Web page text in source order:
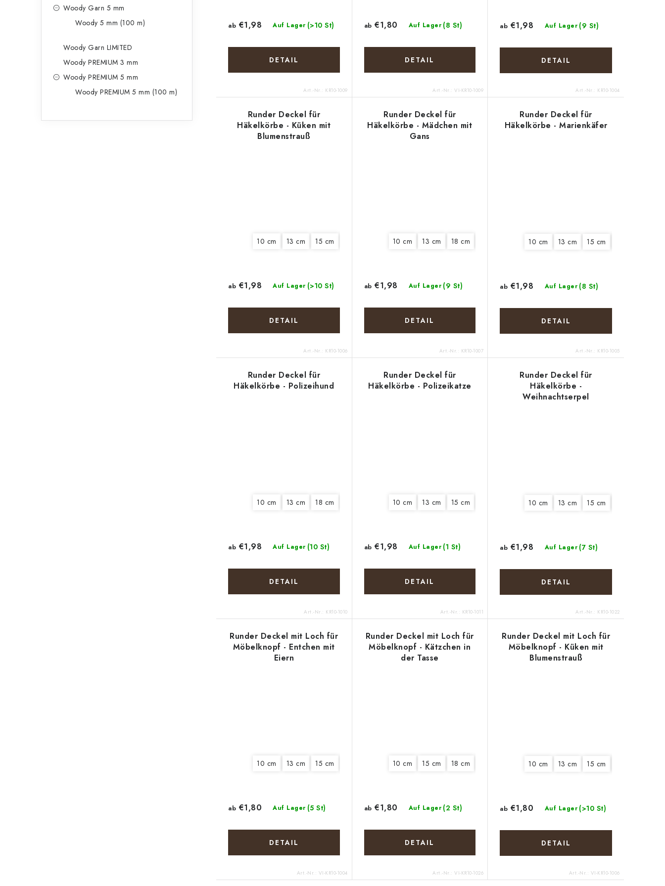
Woody Garn 5 mm
Woody 5 mm (100 m)
Woody Garn LIMITED
Woody PREMIUM 3 mm
Woody PREMIUM 5 mm
Woody PREMIUM 5 mm (100 m)
i
r
u
n
g
k
Auf Lager (>10 St)
ab €1,98
DETAIL
Art.-Nr.: KR10-1009
Auf Lager (8 St)
ab €1,80
DETAIL
Art.-Nr.:VI-KR10-1009
Auf Lager (9 St)
ab €1,98
DETAIL
Art.-Nr.: KR10-1004
Runder Deckel für
Häkelkörbe - Küken mit
Blumenstrauß
10 cm 13 cm 15 cm 22 cm 25 cm
Auf Lager (>10 St)
ab €1,98
DETAIL
Art.-Nr.: KR10-1006
Runder Deckel für
Häkelkörbe - Mädchen mit
Gans
10 cm 13 cm 18 cm
Auf Lager (9 St)
ab €1,98
DETAIL
Art.-Nr.: KR10-1007
Runder Deckel für
Häkelkörbe - Marienkäfer
10 cm 13 cm 15 cm
Auf Lager (8 St)
ab €1,98
DETAIL
Art.-Nr.: KR10-1005
Runder Deckel für
Häkelkörbe - Polizeihund
10 cm 13 cm 18 cm
Auf Lager (10 St)
ab €1,98
DETAIL
Art.-Nr.: KR10-1010
Runder Deckel für
Häkelkörbe - Polizeikatze
10 cm 13 cm 15 cm 20 cm 22 cm 25 cm
Auf Lager (1 St)
ab €1,98
DETAIL
Art.-Nr.: KR10-1011
Runder Deckel für
Häkelkörbe -
Weihnachtserpel
10 cm 13 cm 15 cm
Auf Lager (7 St)
ab €1,98
DETAIL
Art.-Nr.: KR10-1022
Runder Deckel mit Loch für
Möbelknopf - Entchen mit
Eiern
10 cm 13 cm 15 cm 20 cm
Auf Lager (5 St)
ab €1,80
DETAIL
Art.-Nr.: VI-KR10-1004
Runder Deckel mit Loch für
Möbelknopf - Kätzchen in
der Tasse
10 cm 15 cm 18 cm
Auf Lager (2 St)
ab €1,80
DETAIL
Art.-Nr.:VI-KR10-1026
Runder Deckel mit Loch für
Möbelknopf - Küken mit
Blumenstrauß
10 cm 13 cm 15 cm
Auf Lager (>10 St)
ab €1,80
DETAIL
Art.-Nr.: VI-KR10-1006